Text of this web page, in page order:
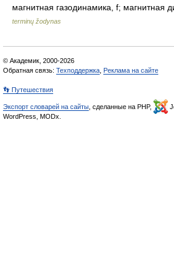
магнитная газодинамика, f;
terminų žodynas
© Академик, 2000-2026
Обратная связь: Техподдержка Реклама на сайте
👣 Путешествия
Экспорт словарей на сайты , сделанные на PHP,
WordPress, MODx.